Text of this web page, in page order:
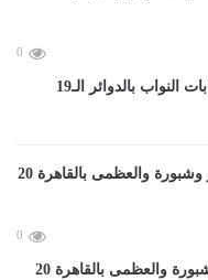
0
بدء فرز الأصوات بعد انتهاء جولة إعادة انتخابات النواب بالدوائر الـ19
0
الطقس اليوم.. انخفاض بالحرارة وأمطار وشبورة والعظمى بالقاهرة 20